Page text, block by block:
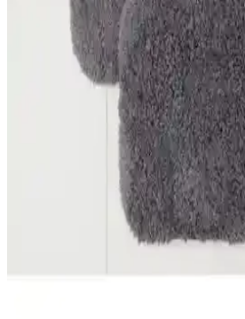
Olunca Dezenfektan Havuzlu
Paspasının Özellikleri ve
Olunca Dezenfektan Havuzlu Kapı Önü
tabanlıdır, kaymaz yüzeyiyle güvenli
dezenfektanlı sıvıyı köpük halinde ayak
temizliği hızlı dayanıklı malzeme
Fiat Linea İçin Özel Halı
Uygun Fiyatlı Seçenekler
Fiat Linea için tasarlanmış halı paspaslar,
kolay montajıyla aracınızı korurken,
Malzeme kalitesi ve kullanım ömrü göz